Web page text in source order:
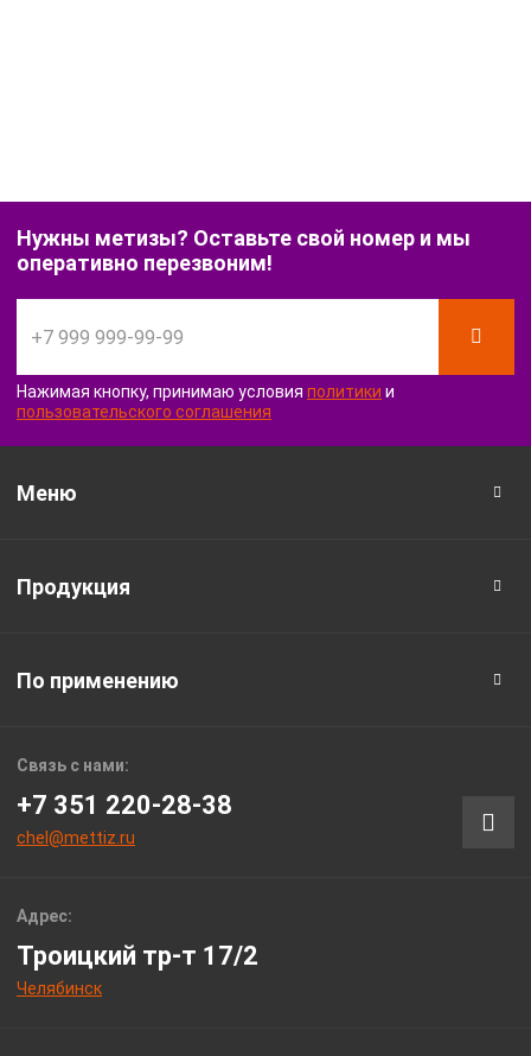
Нужны метизы? Оставьте свой номер и мы
оперативно перезвоним!
Нажимая кнопку, принимаю условия политики и
пользовательского соглашения
Связь с нами:
+7 351 220-28-38
chel@mettiz.ru
Адрес:
Троицкий тр-т 17/2
Челябинск
Меню
Продукция
По применению